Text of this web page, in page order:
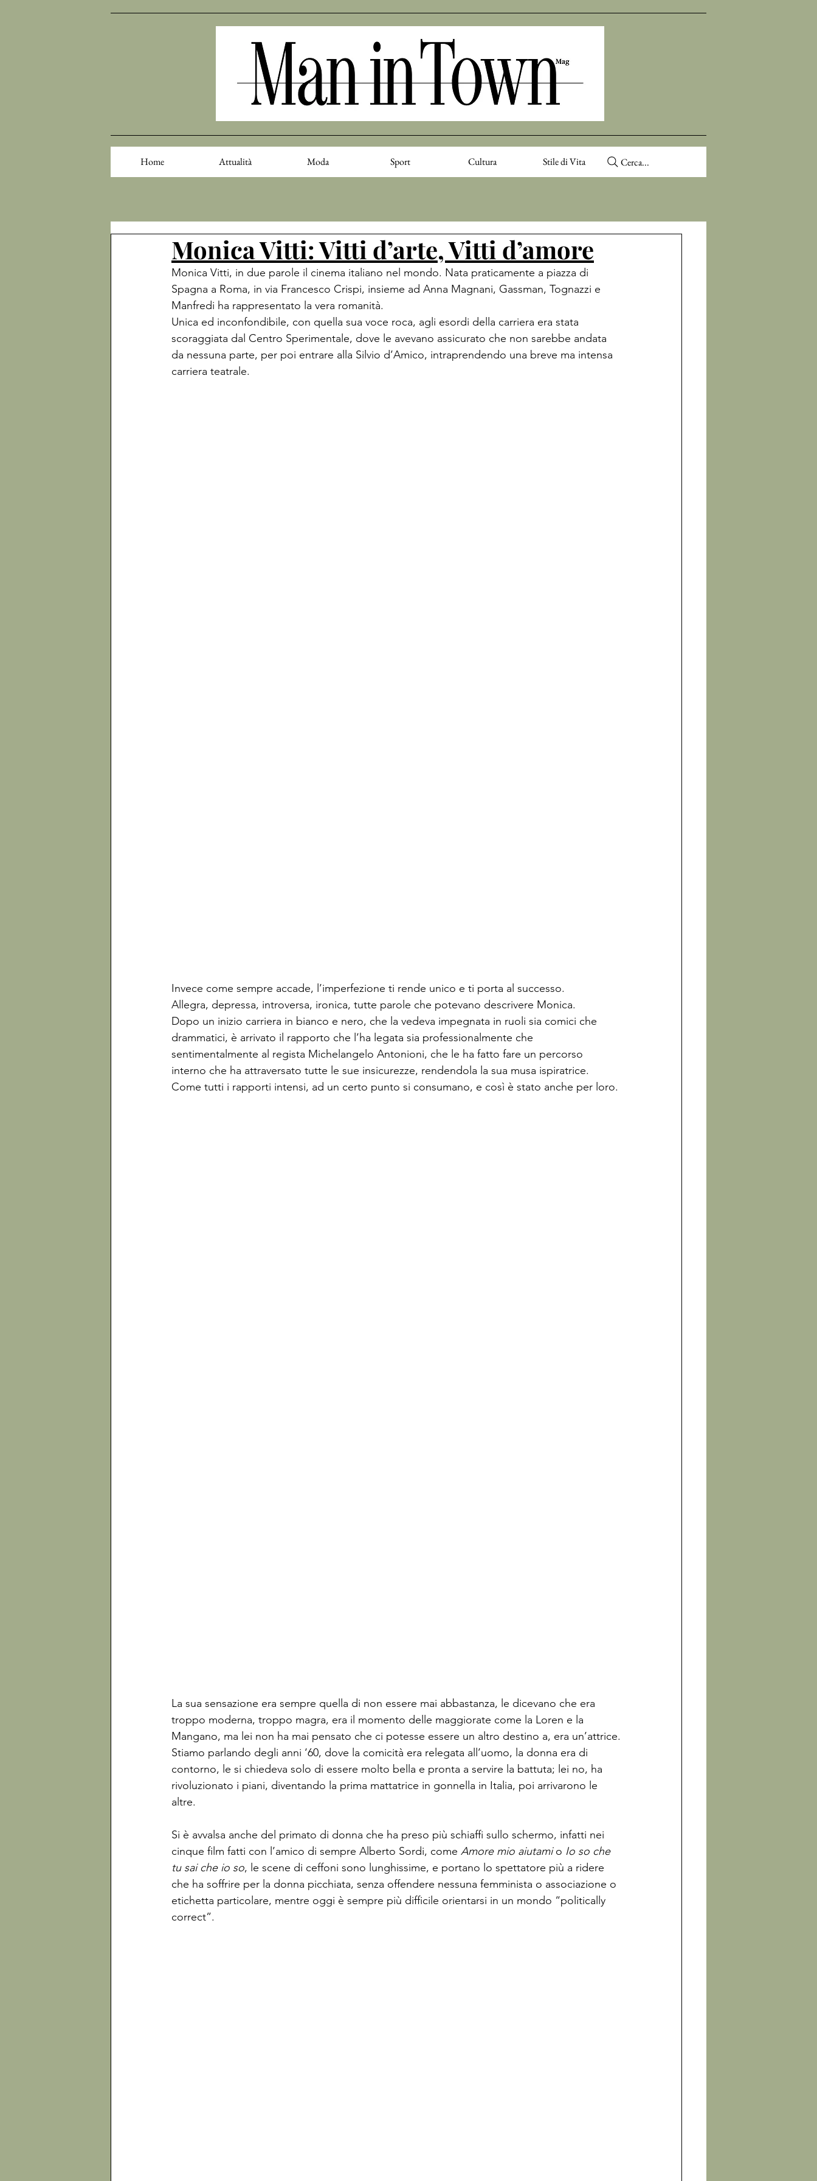
Home Attualità Moda Sport Cultura Stile di Vita Cerca...
Monica Vitti: Vitti d’arte, Vitti d’amore
Monica Vitti, in due parole il cinema italiano nel mondo. Nata praticamente a piazza di
Spagna a Roma, in via Francesco Crispi, insieme ad Anna Magnani, Gassman, Tognazzi e
Manfredi ha rappresentato la vera romanità.
Unica ed inconfondibile, con quella sua voce roca, agli esordi della carriera era stata
scoraggiata dal Centro Sperimentale, dove le avevano assicurato che non sarebbe andata
da nessuna parte, per poi entrare alla Silvio d’Amico, intraprendendo una breve ma intensa
carriera teatrale.
Invece come sempre accade, l’imperfezione ti rende unico e ti porta al successo.
Allegra, depressa, introversa, ironica, tutte parole che potevano descrivere Monica.
Dopo un inizio carriera in bianco e nero, che la vedeva impegnata in ruoli sia comici che
drammatici, è arrivato il rapporto che l’ha legata sia professionalmente che
sentimentalmente al regista Michelangelo Antonioni, che le ha fatto fare un percorso
interno che ha attraversato tutte le sue insicurezze, rendendola la sua musa ispiratrice.
Come tutti i rapporti intensi, ad un certo punto si consumano, e così è stato anche per loro.
La sua sensazione era sempre quella di non essere mai abbastanza, le dicevano che era
troppo moderna, troppo magra, era il momento delle maggiorate come la Loren e la
Mangano, ma lei non ha mai pensato che ci potesse essere un altro destino a, era un’attrice.
Stiamo parlando degli anni ‘60, dove la comicità era relegata all’uomo, la donna era di
contorno, le si chiedeva solo di essere molto bella e pronta a servire la battuta; lei no, ha
rivoluzionato i piani, diventando la prima mattatrice in gonnella in Italia, poi arrivarono le
Si è avvalsa anche del primato di donna che ha preso più schiaffi sullo schermo, infatti nei
cinque film fatti con l’amico di sempre Alberto Sordi, come Amore mio aiutami o Io so che
tu sai che io so, le scene di ceffoni sono lunghissime, e portano lo spettatore più a ridere
che ha soffrire per la donna picchiata, senza offendere nessuna femminista o associazione o
etichetta particolare, mentre oggi è sempre più difficile orientarsi in un mondo “politically
correct”.